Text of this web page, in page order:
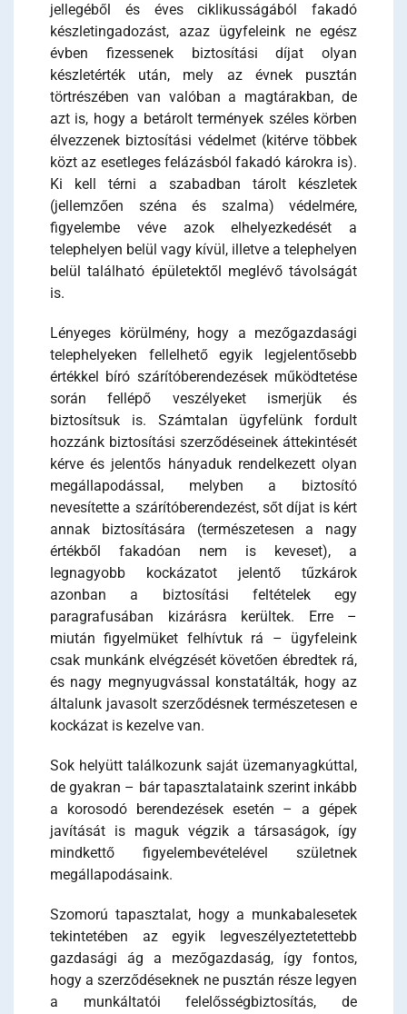
jellegéből és éves ciklikusságából fakadó
készletingadozást, azaz ügyfeleink ne egész
évben fizessenek biztosítási díjat olyan
készletérték után, mely az évnek pusztán
törtrészében van valóban a magtárakban, de
azt is, hogy a betárolt termények széles körben
élvezzenek biztosítási védelmet (kitérve többek
közt az esetleges felázásból fakadó károkra is).
Ki kell térni a szabadban tárolt készletek
(jellemzően széna és szalma) védelmére,
figyelembe véve azok elhelyezkedését a
telephelyen belül vagy kívül, illetve a telephelyen
belül található épületektől meglévő távolságát
is.
Lényeges körülmény, hogy a mezőgazdasági
telephelyeken fellelhető egyik legjelentősebb
értékkel bíró szárítóberendezések működtetése
során fellépő veszélyeket ismerjük és
biztosítsuk is. Számtalan ügyfelünk fordult
hozzánk biztosítási szerződéseinek áttekintését
kérve és jelentős hányaduk rendelkezett olyan
megállapodással, melyben a biztosító
nevesítette a szárítóberendezést, sőt díjat is kért
annak biztosítására (természetesen a nagy
értékből fakadóan nem is keveset), a
legnagyobb kockázatot jelentő tűzkárok
azonban a biztosítási feltételek egy
paragrafusában kizárásra kerültek. Erre –
miután figyelmüket felhívtuk rá – ügyfeleink
csak munkánk elvégzését követően ébredtek rá,
és nagy megnyugvással konstatálták, hogy az
általunk javasolt szerződésnek természetesen e
kockázat is kezelve van.
Sok helyütt találkozunk saját üzemanyagkúttal,
de gyakran – bár tapasztalataink szerint inkább
a korosodó berendezések esetén – a gépek
javítását is maguk végzik a társaságok, így
mindkettő figyelembevételével születnek
megállapodásaink.
Szomorú tapasztalat, hogy a munkabalesetek
tekintetében az egyik legveszélyeztetettebb
gazdasági ág a mezőgazdaság, így fontos,
hogy a szerződéseknek ne pusztán része legyen
a munkáltatói felelősségbiztosítás, de